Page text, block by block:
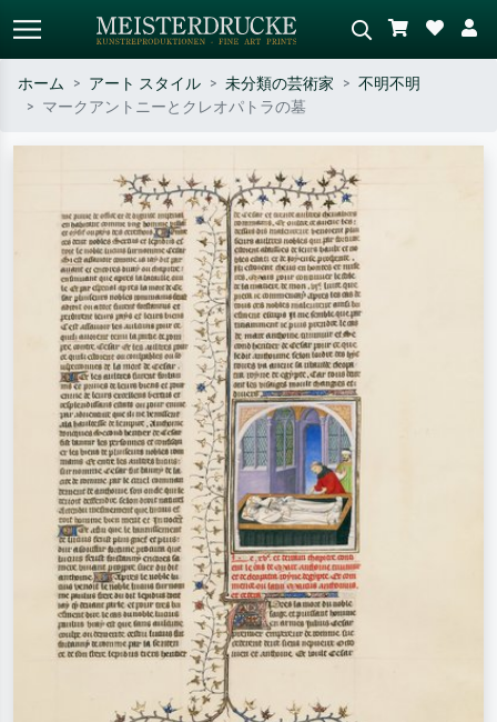
– 例：モネ、星月夜、印象派、北
斎の波、ヌード。
シーンを説明してください – 例：
緑の草原、赤の多い抽象画、暗い
油絵、木のそばの立ち姿のヌー
ド。
ホーム アート スタイル 未分類の芸術家
不明不明
マークアントニーとクレオパトラの墓